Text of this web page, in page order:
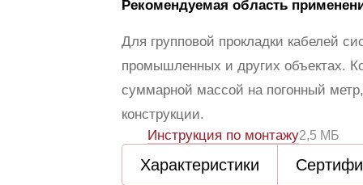
Рекомендуемая область
Для групповой прокладки кабелей
промышленных и других объектах.
суммарной массой на погонный
конструкции.
Инструкция по монтажу2,5 МБ
Характеристики